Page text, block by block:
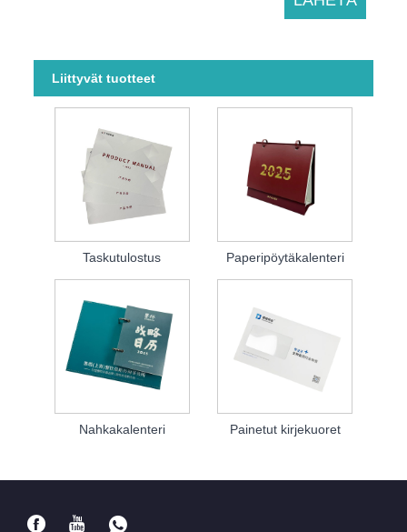
Liittyvät tuotteet
Taskutulostus Paperipöytäkalenteri
Nahkakalenteri Painetut kirjekuoret